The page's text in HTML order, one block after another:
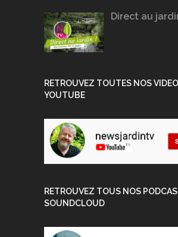
Direct au
RETROUVEZ TOUTES NOS
YOUTUBE
RETROUVEZ TOUS NOS
SOUNDCLOUD